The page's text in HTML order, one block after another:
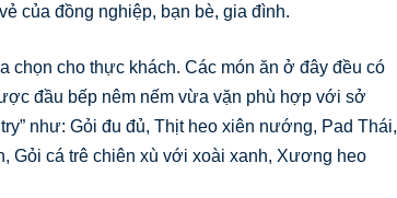
của đồng nghiệp, bạn bè, gia đình.
chọn cho thực khách. Các món ăn ở đây đều có
đầu bếp nêm nếm vừa vặn phù hợp với sở
như: Gỏi đu đủ, Thịt heo xiên nướng, Pad Thái,
Gỏi cá trê chiên xù với xoài xanh, Xương heo